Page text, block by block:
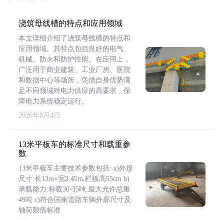
浇筑母线槽的特点和应用领域
本文详细介绍了浇筑母线槽的特点和
应用领域。其特点包括良好的电气、
机械、防火和防护性能。在应用上，
广泛用于商业建筑、工业厂房、医院
和数据中心等场所，凭借自身优势满
足不同领域对电力供应的高要求，保
障电力系统稳定运行。
2026年8月4日
13米平板车的标准尺寸和载重参
数
13米平板车主要技术参数包括: a)外形
尺寸:长13m×宽2.45m,栏板高55cm b)
承载能力:标载30-35吨,最大允许总重
49吨 c)符合国家道路车辆外廓尺寸及
轴荷限值标准